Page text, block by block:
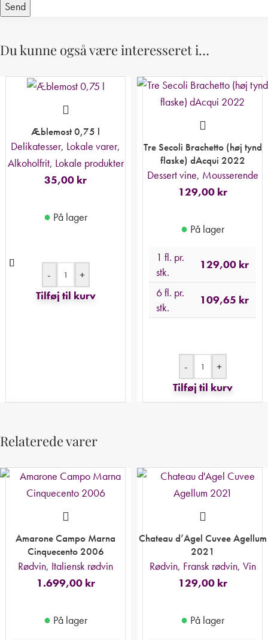
Du kunne også være interesseret i…
Æblemost 0,75 l
Delikatesser, Lokale varer,
Alkoholfrit, Lokale produkter
35,00 kr
● På lager
-
+
Tilføj til kurv
Tre Secoli Brachetto (høj tynd
flaske) dAcqui 2022
Dessert vine, Mousserende
129,00 kr
● På lager
1 fl. pr.
stk.
129,00 kr
6 fl. pr.
stk.
109,65 kr
-
+
Tilføj til kurv
Relaterede varer
Amarone Campo Marna
Cinquecento 2006
Rødvin, Italiensk rødvin
1.699,00 kr
● På lager
Chateau d’Agel Cuvee Agellum
2021
Rødvin, Fransk rødvin, Vin
129,00 kr
● På lager